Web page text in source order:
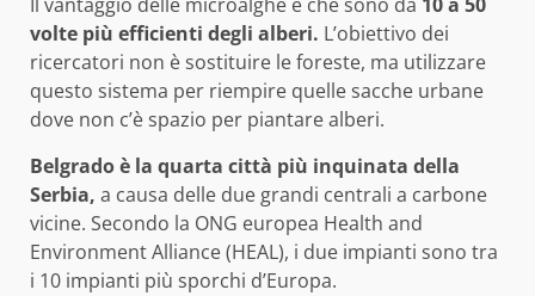
volte più efficienti degli alberi. L’obiettivo dei
ricercatori non è sostituire le foreste, ma utilizzare
questo sistema per riempire quelle sacche urbane
dove non c’è spazio per piantare alberi.
Belgrado è la quarta città più inquinata della
Serbia, a causa delle due grandi centrali a carbone
vicine. Secondo la ONG europea Health and
Environment Alliance (HEAL), i due impianti sono tra
i 10 impianti più sporchi d’Europa.